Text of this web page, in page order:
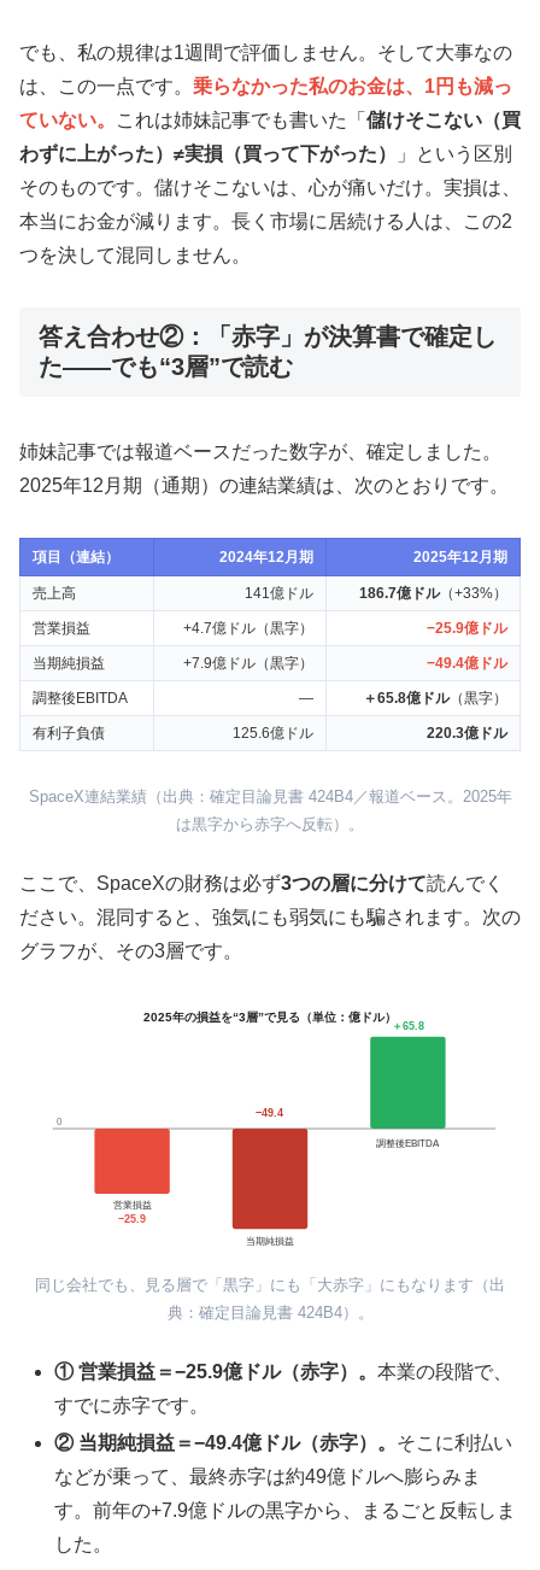
でも、私の規律は1週間で評価しません。そして大事なの
は、この一点です。 乗らなかった私のお金は、1円も減っ
ていない。
これは姉妹記事でも書いた「 儲けそこない（買
わずに上がった）≠実損（買って下がった）
」という区別
そのものです。儲けそこないは、心が痛いだけ。実損は、
本当にお金が減ります。長く市場に居続ける人は、この2
つを決して混同しません。
答え合わせ②：「赤字」が決算書で確定し
た——でも“3層”で読む
姉妹記事では報道ベースだった数字が、確定しました。
2025年12月期（通期）の連結業績は、次のとおりです。
項目（連結） 2024年12月期 2025年12月期
売上高 141億ドル 186.7億ドル（+33%）
営業損益 +4.7億ドル（黒字） −25.9億ドル
当期純損益 +7.9億ドル（黒字） −49.4億ドル
調整後EBITDA — ＋65.8億ドル（黒字）
有利子負債 125.6億ドル 220.3億ドル
SpaceX連結業績（出典：確定目論見書 424B4／報道ベース。2025年
は黒字から赤字へ反転）。
ここで、SpaceXの財務は必ず3つの層に分けて読んでく
ださい。混同すると、強気にも弱気にも騙されます。次の
グラフが、その3層です。
2025年の損益を“3層”で見る（単位：億ドル）
0
営業損益
−25.9
当期純損益
−49.4
調整後EBITDA
＋65.8
同じ会社でも、見る層で「黒字」にも「大赤字」にもなります（出
典：確定目論見書 424B4）。
① 営業損益＝−25.9億ドル（赤字）。本業の段階で、
すでに赤字です。
② 当期純損益＝−49.4億ドル（赤字）。 そこに利払い
などが乗って、最終赤字は約49億ドルへ膨らみま
す。前年の+7.9億ドルの黒字から、まるごと反転しま
した。